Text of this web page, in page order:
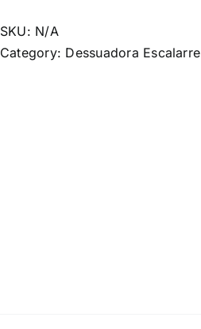
Blau
quantity
SKU: N/A
Category: Dessuadora Escalarre